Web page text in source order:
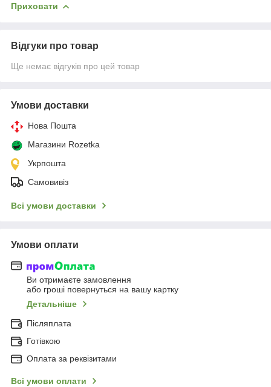
Приховати
Відгуки про товар
Ще немає відгуків про цей товар
Умови доставки
Нова Пошта
Магазини Rozetka
Укрпошта
Самовивіз
Всі умови доставки
Умови оплати
Ви отримаєте замовлення
або гроші повернуться на вашу картку
Детальніше
Післяплата
Готівкою
Оплата за реквізитами
Всі умови оплати